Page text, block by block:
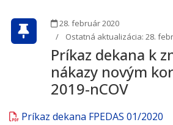
28. február 2020
Ostatná aktualizácia: 28.
Príkaz dekana k
nákazy novým
2019-nCOV
Príkaz dekana FPEDAS 01/2020